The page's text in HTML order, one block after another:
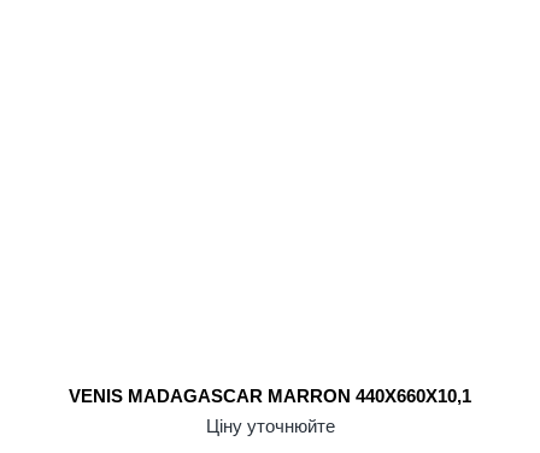
VENIS MADAGASCAR MARRON 440X660X10,1
Ціну уточнюйте